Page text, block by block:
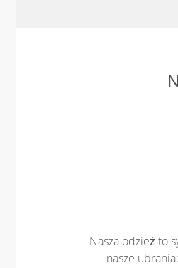
Nasza odzież to
nasze